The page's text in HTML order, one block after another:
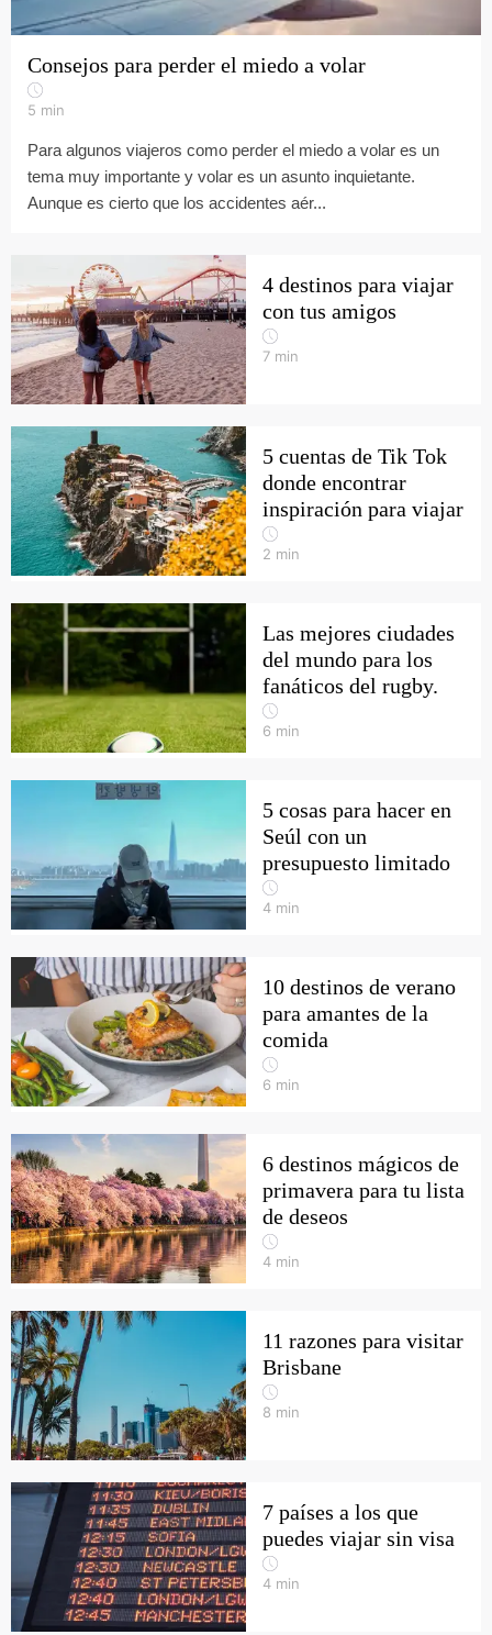
Consejos para perder el miedo a volar
5 min
Para algunos viajeros como perder el miedo a volar es un
tema muy importante y volar es un asunto inquietante.
Aunque es cierto que los accidentes aér...
4 destinos para viajar
con tus amigos
7 min
5 cuentas de Tik Tok
donde encontrar
inspiración para viajar
2 min
Las mejores ciudades
del mundo para los
fanáticos del rugby.
6 min
5 cosas para hacer en
Seúl con un
presupuesto limitado
4 min
10 destinos de verano
para amantes de la
comida
6 min
6 destinos mágicos de
primavera para tu lista
de deseos
4 min
11 razones para visitar
Brisbane
8 min
7 países a los que
puedes viajar sin visa
4 min